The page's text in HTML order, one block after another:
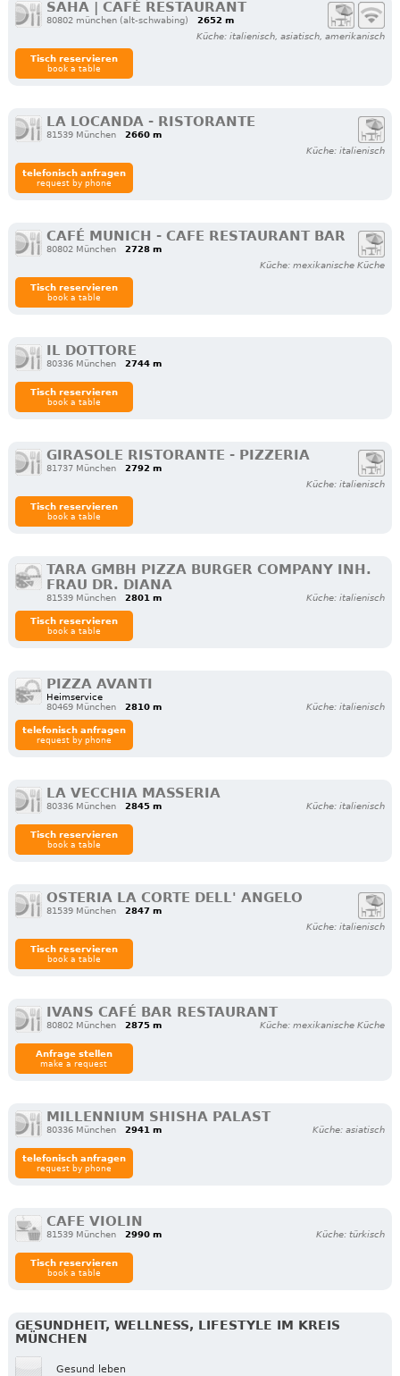
SAHA | CAFÉ RESTAURANT
80802 münchen (alt-schwabing)
2652 m
Küche: italienisch, asiatisch, amerikanisch
Tisch reservieren
book a table
LA LOCANDA - RISTORANTE
81539 München
2660 m
Küche: italienisch
telefonisch anfragen
request by phone
CAFÉ MUNICH - CAFE RESTAURANT BAR
80802 München
2728 m
Küche: mexikanische Küche
Tisch reservieren
book a table
IL DOTTORE
80336 München 2744 m
Tisch reservieren
book a table
GIRASOLE RISTORANTE - PIZZERIA
81737 München
2792 m
Küche: italienisch
Tisch reservieren
book a table
TARA GMBH PIZZA BURGER COMPANY INH.
FRAU DR. DIANA
81539 München 2801 m Küche: italienisch
Tisch reservieren
book a table
PIZZA AVANTI
Heimservice
80469 München
2810 m Küche: italienisch
telefonisch anfragen
request by phone
LA VECCHIA MASSERIA
80336 München 2845 m Küche: italienisch
Tisch reservieren
book a table
OSTERIA LA CORTE DELL' ANGELO
81539 München
2847 m
Küche: italienisch
Tisch reservieren
book a table
IVANS CAFÉ BAR RESTAURANT
80802 München 2875 m Küche: mexikanische Küche
Anfrage stellen
make a request
MILLENNIUM SHISHA PALAST
80336 München 2941 m Küche: asiatisch
telefonisch anfragen
request by phone
CAFE VIOLIN
81539 München 2990 m Küche: türkisch
Tisch reservieren
book a table
GESUNDHEIT, WELLNESS, LIFESTYLE IM KREIS
MÜNCHEN
Gesund leben